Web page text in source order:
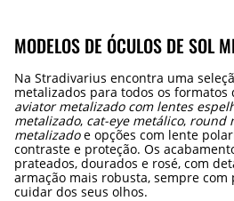
MODELOS DE ÓCULOS DE SOL
Na Stradivarius encontra uma
metalizados para todos os formatos
aviator metalizado com lentes
metalizado, cat-eye metálico, round
metalizadoe opções com lente
contraste e proteção. Os
prateados, dourados e rosé, com
armação mais robusta, sempre com
cuidar dos seus olhos.